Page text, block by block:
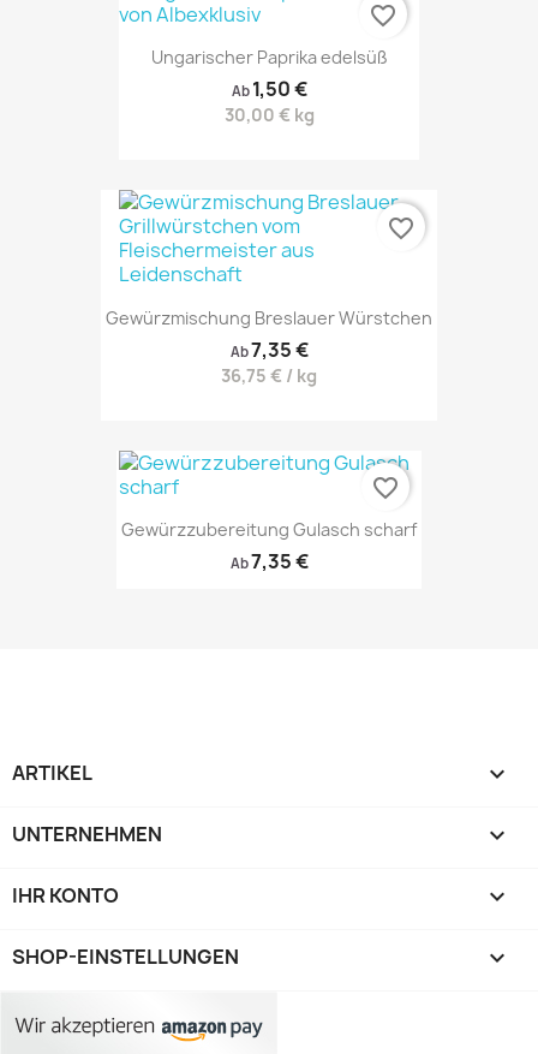
Ungarischer Paprika edelsüß
Ab 1,50 €
30,00 € kg
favorite_border
Gewürzmischung Breslauer Würstchen
Ab7,35 €
36,75 € / kg
favorite_border
Gewürzzubereitung Gulasch scharf
Ab7,35 €
favorite_border
ARTIKEL 
UNTERNEHMEN 
IHR KONTO 
SHOP-EINSTELLUNGEN keyboard_arrow_down